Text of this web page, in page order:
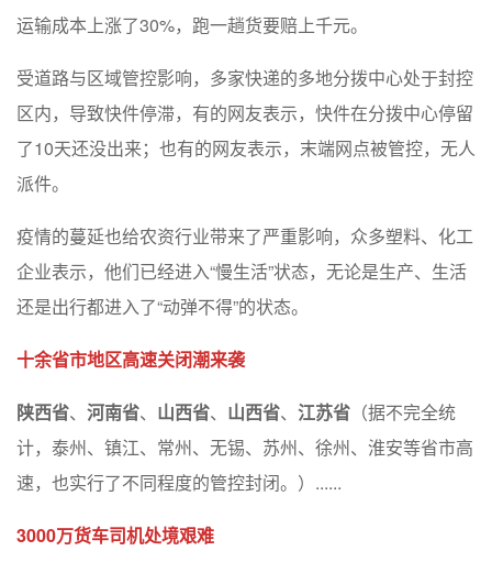
运输成本上涨了30%，跑一趟货要赔上千元。
受道路与区域管控影响，多家快递的多地分拨中心处于封控
区内，导致快件停滞，有的网友表示，快件在分拨中心停留
了10天还没出来；也有的网友表示，末端网点被管控，无人
派件。
疫情的蔓延也给农资行业带来了严重影响，众多塑料、化工
企业表示，他们已经进入“慢生活”状态，无论是生产、生活
还是出行都进入了“动弹不得”的状态。
十余省市地区高速关闭潮来袭
陕西省、 河南省、 山西省、 山西省、 江苏省 （据不完全统
计，泰州、镇江、常州、无锡、苏州、徐州、淮安等省市高
速，也实行了不同程度的管控封闭。）......
3000万货车司机处境艰难